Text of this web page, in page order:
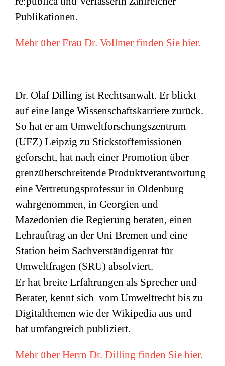
Publikationen.
Mehr über Frau Dr. Vollmer finden Sie hier.
Dr. Olaf Dilling ist Rechtsanwalt. Er blickt
auf eine lange Wissenschaftskarriere zurück.
So hat er am Umweltforschungszentrum
(UFZ) Leipzig zu Stickstoffemissionen
geforscht, hat nach einer Promotion über
grenzüberschreitende Produktverantwortung
eine Vertretungsprofessur in Oldenburg
wahrgenommen, in Georgien und
Mazedonien die Regierung beraten, einen
Lehrauftrag an der Uni Bremen und eine
Station beim Sachverständigenrat für
Umweltfragen (SRU) absolviert.
Er hat breite Erfahrungen als Sprecher und
Berater, kennt sich vom Umweltrecht bis zu
Digitalthemen wie der Wikipedia aus und
hat umfangreich publiziert.
Mehr über Herrn Dr. Dilling finden Sie hier.